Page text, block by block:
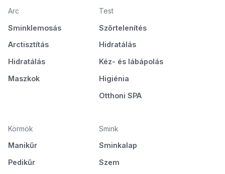
Arc
Sminklemosás
Arctisztítás
Hidratálás
Maszkok
Test
Szőrtelenítés
Hidratálás
Kéz- és lábápolás
Higiénia
Otthoni SPA
Körmök
Manikűr
Pedikűr
Smink
Sminkalap
Szem